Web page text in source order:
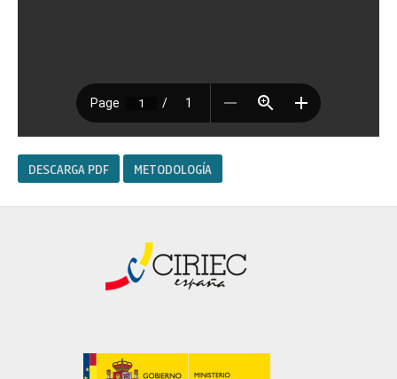
DESCARGA PDF METODOLOGÍA